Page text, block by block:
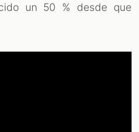
un 50 % desde que